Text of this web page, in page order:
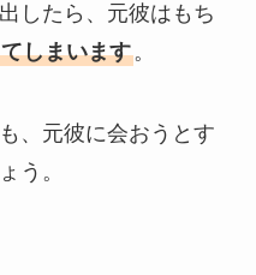
したら、元彼はもち
しまいます。
、元彼に会おうとす
う。